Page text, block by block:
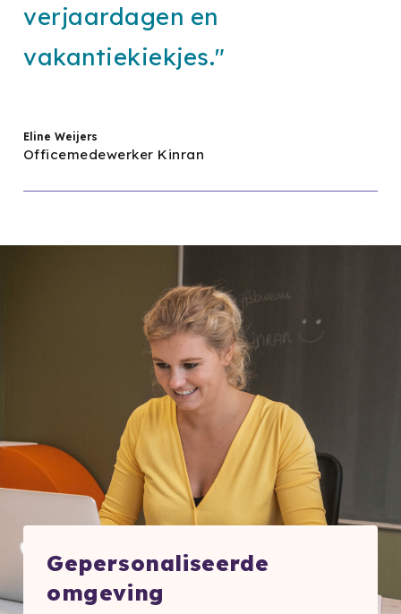
verjaardagen en
vakantiekiekjes."
Eline Weijers
Officemedewerker Kinran
Gepersonaliseerde
omgeving